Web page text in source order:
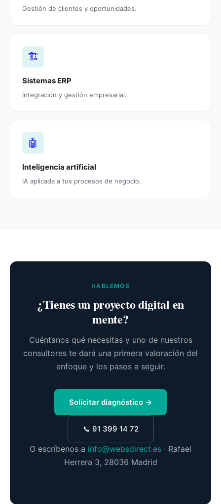
Gestión de clientes y oportunidades.
🏗️
Sistemas ERP
Integración y gestión empresarial.
🤖
Inteligencia artificial
IA aplicada a tus procesos de negocio.
HABLEMOS
¿Tienes un proyecto digital en
mente?
Cuéntanos qué necesitas y uno de nuestros
consultores te dará una primera valoración del
enfoque y los pasos a seguir.
Solicitar diagnóstico →
📞 91 399 14 72
O escríbenos a info@websdirect.es · Rafael
Herrera 3, 28036 Madrid